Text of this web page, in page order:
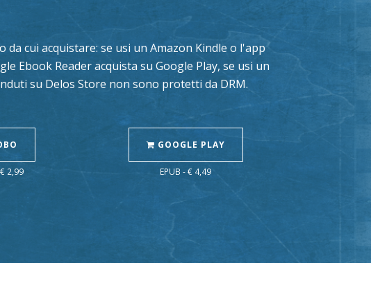
cui acquistare: se usi un Amazon Kindle o l'app
Ebook Reader acquista su Google Play, se usi un
su Delos Store non sono protetti da DRM.
2,99
GOOGLE PLAY
EPUB - € 4,49